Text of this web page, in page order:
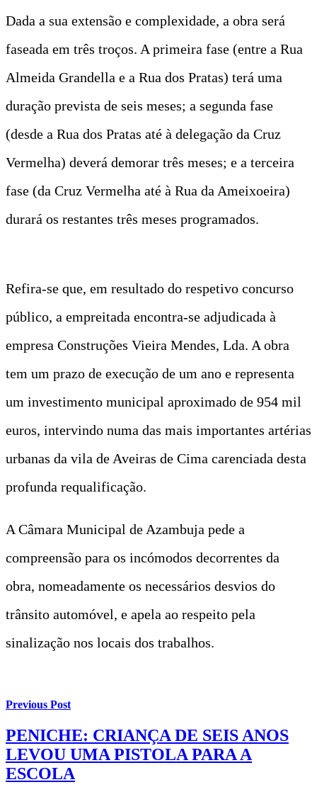
Dada a sua extensão e complexidade, a obra será
faseada em três troços. A primeira fase (entre a Rua
Almeida Grandella e a Rua dos Pratas) terá uma
duração prevista de seis meses; a segunda fase
(desde a Rua dos Pratas até à delegação da Cruz
Vermelha) deverá demorar três meses; e a terceira
fase (da Cruz Vermelha até à Rua da Ameixoeira)
durará os restantes três meses programados.
Refira-se que, em resultado do respetivo concurso
público, a empreitada encontra-se adjudicada à
empresa Construções Vieira Mendes, Lda. A obra
tem um prazo de execução de um ano e representa
um investimento municipal aproximado de 954 mil
euros, intervindo numa das mais importantes artérias
urbanas da vila de Aveiras de Cima carenciada desta
profunda requalificação.
A Câmara Municipal de Azambuja pede a
compreensão para os incómodos decorrentes da
obra, nomeadamente os necessários desvios do
trânsito automóvel, e apela ao respeito pela
sinalização nos locais dos trabalhos.
Previous Post
PENICHE: CRIANÇA DE SEIS ANOS
LEVOU UMA PISTOLA PARA A
ESCOLA